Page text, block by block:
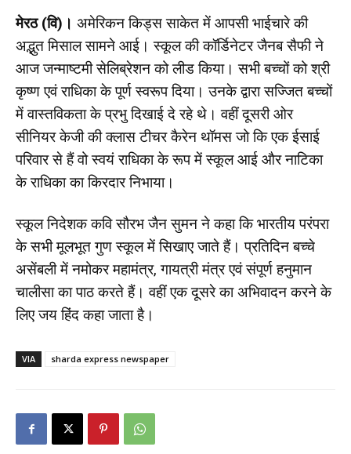
मेरठ (वि)। अमेरिकन किड्स साकेत में आपसी भाईचारे की
अद्भुत मिसाल सामने आई। स्कूल की कॉर्डिनेटर जैनब सैफी ने
आज जन्माष्टमी सेलिब्रेशन को लीड किया। सभी बच्चों को श्री
कृष्ण एवं राधिका के पूर्ण स्वरूप दिया। उनके द्वारा सज्जित बच्चों
में वास्तविकता के प्रभु दिखाई दे रहे थे। वहीं दूसरी ओर
सीनियर केजी की क्लास टीचर कैरेन थॉमस जो कि एक ईसाई
परिवार से हैं वो स्वयं राधिका के रूप में स्कूल आई और नाटिका
के राधिका का किरदार निभाया।
स्कूल निदेशक कवि सौरभ जैन सुमन ने कहा कि भारतीय परंपरा
के सभी मूलभूत गुण स्कूल में सिखाए जाते हैं। प्रतिदिन बच्चे
असेंबली में नमोकर महामंत्र, गायत्री मंत्र एवं संपूर्ण हनुमान
चालीसा का पाठ करते हैं। वहीं एक दूसरे का अभिवादन करने के
लिए जय हिंद कहा जाता है।
VIA sharda express newspaper